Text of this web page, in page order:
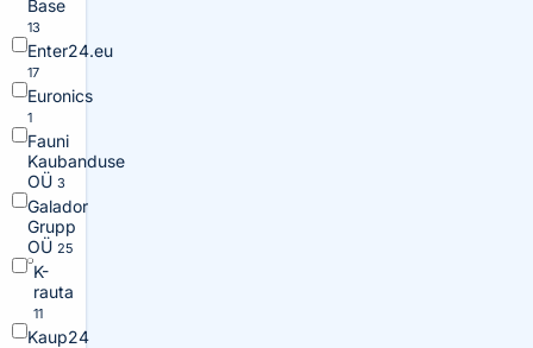
Base
13
Enter24.eu
17
Euronics
1
Fauni
Kaubanduse
OÜ 3
Galador
Grupp
OÜ 25
K-
rauta
11
Kaup24